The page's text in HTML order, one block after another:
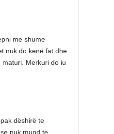
me shume
nuk do kenë fat dhe
Merkuri do iu
dëshirë te
nuk mund te